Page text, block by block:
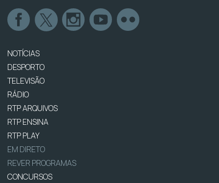
NOTÍCIAS
DESPORTO
TELEVISÃO
RÁDIO
RTP ARQUIVOS
RTP ENSINA
RTP PLAY
EM DIRETO
REVER PROGRAMAS
CONCURSOS